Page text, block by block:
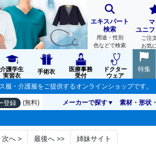
エキスパート
検索
用途・性別
色などで検索
ユニ
ご注
お気
介護学生
実習衣
手術衣
医療事務
受付
ドクター
ウェア
特集
・介護服をご提供するオンラインショップです。
登録 (無料) メーカーで探す 素材・形状
次へ> 最後へ>> 姉妹サイト